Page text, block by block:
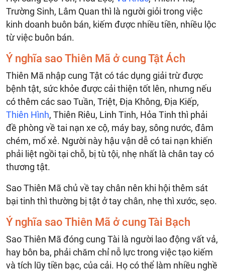
Trường Sinh, Lâm Quan thì là người giỏi trong việc
kinh doanh buôn bán, kiếm được nhiều tiền, nhiều lộc
từ việc buôn bán.
Ý nghĩa sao Thiên Mã ở cung Tật Ách
Thiên Mã nhập cung Tật có tác dụng giải trừ được
bệnh tật, sức khỏe được cải thiện tốt lên, nhưng nếu
có thêm các sao Tuần, Triệt, Địa Không, Địa Kiếp,
Thiên Hình, Thiên Riêu, Linh Tinh, Hỏa Tinh thì phải
đề phòng về tai nạn xe cộ, máy bay, sông nước, đâm
chém, mổ xẻ. Người này hậu vận dễ có tai nạn khiến
phải liệt ngồi tại chỗ, bị tù tội, nhẹ nhất là chân tay có
thương tật.
Sao Thiên Mã chủ về tay chân nên khi hội thêm sát
bại tinh thì thường bị tật ở tay chân, nhẹ thì xước, sẹo.
Ý nghĩa sao Thiên Mã ở cung Tài Bạch
Sao Thiên Mã đóng cung Tài là người lao động vất vả,
hay bôn ba, phải chăm chỉ nỗ lực trong việc tạo kiếm
và tích lũy tiền bạc, của cải. Họ có thể làm nhiều nghề